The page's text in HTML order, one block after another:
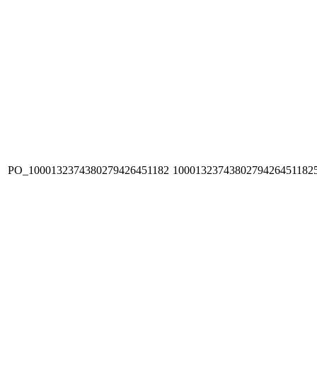
PO_1000132374380279426451182